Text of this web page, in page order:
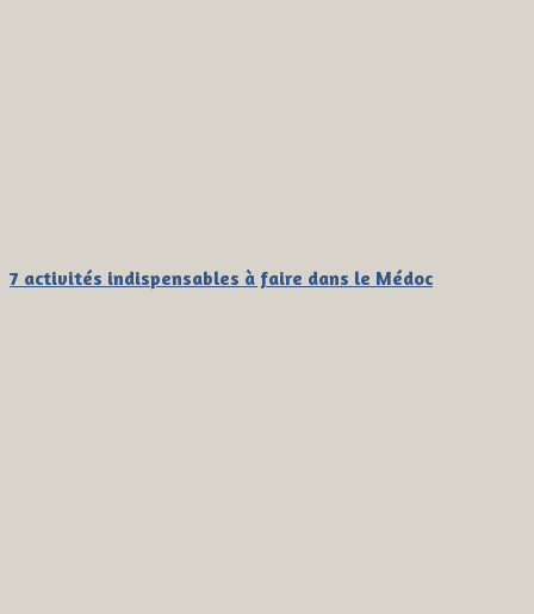
7 activités indispensables à faire dans le Médoc